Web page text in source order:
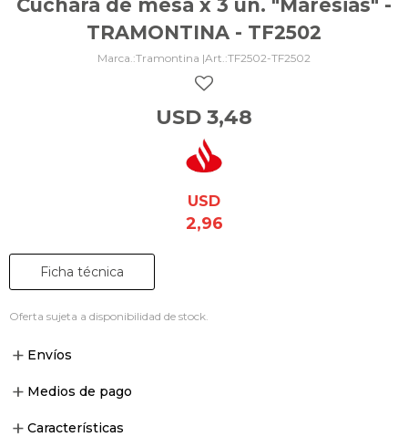
Cuchara de mesa x 3 un. "Maresias" -
TRAMONTINA - TF2502
Tramontina | TF2502-TF2502
USD 3,48
USD
2,96
Ficha técnica
Oferta sujeta a disponibilidad de stock.
Envíos
Medios de pago
Características